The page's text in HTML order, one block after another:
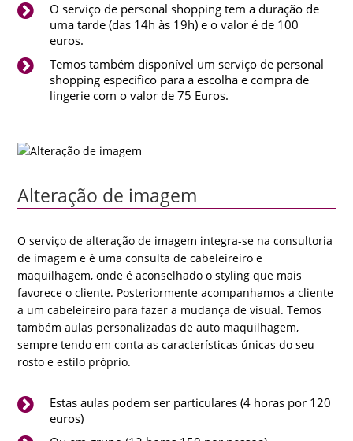
O serviço de personal shopping tem a duração de
uma tarde (das 14h às 19h) e o valor é de 100
euros.
Temos também disponível um serviço de personal
shopping específico para a escolha e compra de
lingerie com o valor de 75 Euros.
Alteração de imagem
O serviço de alteração de imagem integra-se na consultoria
de imagem e é uma consulta de cabeleireiro e
maquilhagem, onde é aconselhado o styling que mais
favorece o cliente. Posteriormente acompanhamos a cliente
a um cabeleireiro para fazer a mudança de visual. Temos
também aulas personalizadas de auto maquilhagem,
sempre tendo em conta as características únicas do seu
rosto e estilo próprio.
Estas aulas podem ser particulares (4 horas por 120
euros)